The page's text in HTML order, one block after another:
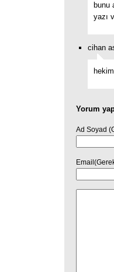
bunu
yazı
cihan
Yorum
Ad Soyad